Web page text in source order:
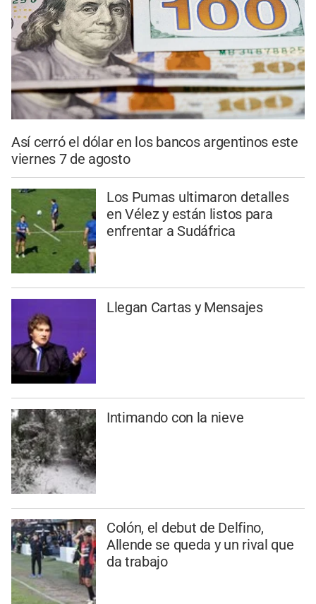
Así cerró el dólar en los bancos argentinos este
viernes 7 de agosto
Los Pumas ultimaron detalles
en Vélez y están listos para
enfrentar a Sudáfrica
Llegan Cartas y Mensajes
Intimando con la nieve
Colón, el debut de Delfino,
Allende se queda y un rival que
da trabajo